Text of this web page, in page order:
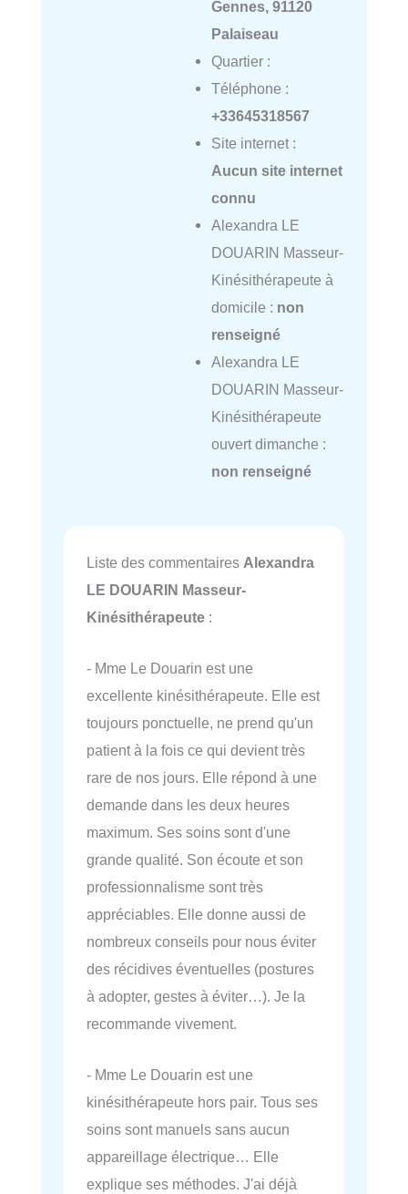
Gennes, 91120
Palaiseau
Quartier :
Téléphone :
+33645318567
Site internet :
Aucun site internet
connu
Alexandra LE
DOUARIN Masseur-
Kinésithérapeute à
domicile : non
renseigné
Alexandra LE
DOUARIN Masseur-
Kinésithérapeute
ouvert dimanche :
non renseigné
Liste des commentaires Alexandra
LE DOUARIN Masseur-
Kinésithérapeute :
- Mme Le Douarin est une
excellente kinésithérapeute. Elle est
toujours ponctuelle, ne prend qu'un
patient à la fois ce qui devient très
rare de nos jours. Elle répond à une
demande dans les deux heures
maximum. Ses soins sont d'une
grande qualité. Son écoute et son
professionnalisme sont très
appréciables. Elle donne aussi de
nombreux conseils pour nous éviter
des récidives éventuelles (postures
à adopter, gestes à éviter…). Je la
recommande vivement.
- Mme Le Douarin est une
kinésithérapeute hors pair. Tous ses
soins sont manuels sans aucun
appareillage électrique… Elle
explique ses méthodes. J'ai déjà